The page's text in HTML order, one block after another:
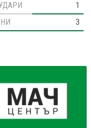
1
3